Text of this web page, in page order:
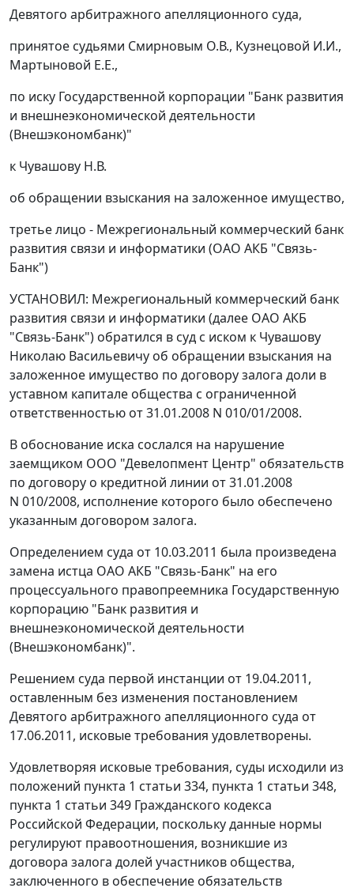
Девятого арбитражного апелляционного суда,
принятое судьями Смирновым О.В., Кузнецовой И.И.,
Мартыновой Е.Е.,
по иску Государственной корпорации "Банк развития
и внешнеэкономической деятельности
(Внешэкономбанк)"
к Чувашову Н.В.
об обращении взыскания на заложенное имущество,
третье лицо - Межрегиональный коммерческий банк
развития связи и информатики (ОАО АКБ "Связь-
Банк")
УСТАНОВИЛ: Межрегиональный коммерческий банк
развития связи и информатики (далее ОАО АКБ
"Связь-Банк") обратился в суд с иском к Чувашову
Николаю Васильевичу об обращении взыскания на
заложенное имущество по договору залога доли в
уставном капитале общества с ограниченной
ответственностью от 31.01.2008 N 010/01/2008.
В обоснование иска сослался на нарушение
заемщиком ООО "Девелопмент Центр" обязательств
по договору о кредитной линии от 31.01.2008
N 010/2008, исполнение которого было обеспечено
указанным договором залога.
Определением суда от 10.03.2011 была произведена
замена истца ОАО АКБ "Связь-Банк" на его
процессуального правопреемника Государственную
корпорацию "Банк развития и
внешнеэкономической деятельности
(Внешэкономбанк)".
Решением суда первой инстанции от 19.04.2011,
оставленным без изменения постановлением
Девятого арбитражного апелляционного суда от
17.06.2011, исковые требования удовлетворены.
Удовлетворяя исковые требования, суды исходили из
положений пункта 1 статьи 334, пункта 1 статьи 348,
пункта 1 статьи 349 Гражданского кодекса
Российской Федерации, поскольку данные нормы
регулируют правоотношения, возникшие из
договора залога долей участников общества,
заключенного в обеспечение обязательств